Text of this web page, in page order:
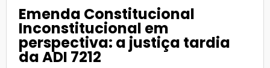
Emenda Constitucional
Inconstitucional em
perspectiva: a justiça tardia
da ADI 7212